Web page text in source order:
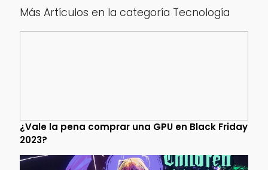
Más Artículos en la categoría Tecnología
¿Vale la pena comprar una GPU en Black Friday
2023?